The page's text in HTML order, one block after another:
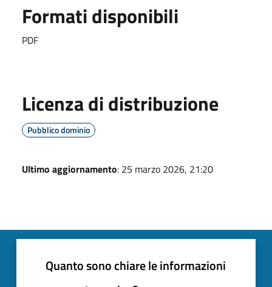
Formati disponibili
PDF
Licenza di distribuzione
Pubblico dominio
Ultimo aggiornamento: 25 marzo 2026, 21:20
Quanto sono chiare le informazioni